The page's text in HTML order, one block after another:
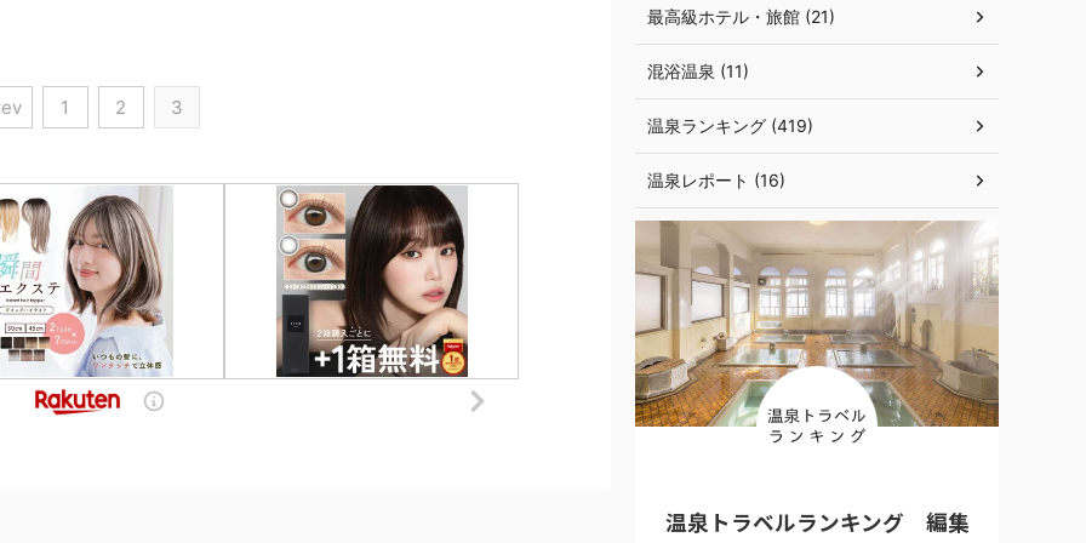
1 2 3
最高級ホテル・旅館 (21)
混浴温泉 (11)
温泉ランキング (419)
温泉レポート (16)
温泉トラベルランキング 編集